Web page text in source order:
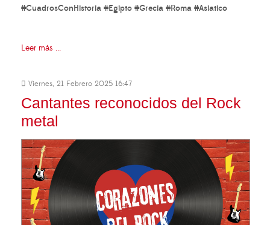
#CuadrosConHistoria #Egipto #Grecia #Roma #Asiatico
Leer más ...
Viernes, 21 Febrero 2025 16:47
Cantantes reconocidos del Rock
metal